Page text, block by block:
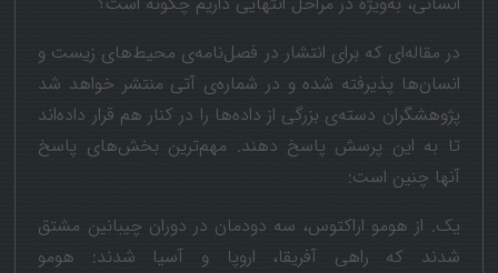
در مقاله‌ای که برای انتشار در فصل‌نامه‌ی محیط‌های زیست و
انسان‌ها پذیرفته شده و در شماره‌ی آتی منتشر خواهد شد
پژوهشگران دسته‌ی بزرگی از داده‌ها را در کنار هم قرار داده‌اند
تا به این پرسش پاسخ دهند. مهم‌ترین بخش‌های پاسخ
آنها چنین است:
یک. از هومو اراکتوس، سه دودمان در دوران چیبانین مشتق
شدند که راهی آفریقا، اروپا و آسیا شدند: هومو